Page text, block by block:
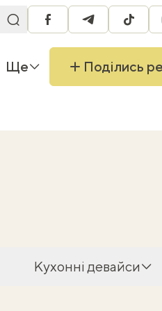
facebooktelegramtiktok
Ще Поділись
Кухонні девайси